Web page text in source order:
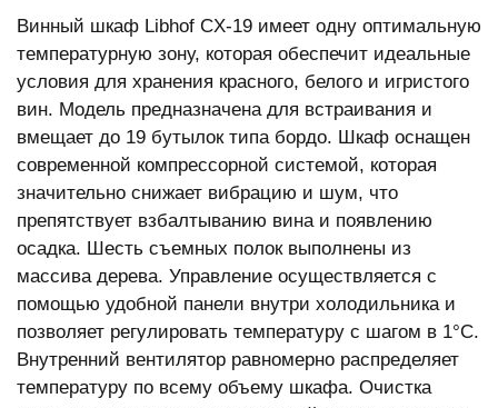
Винный шкаф Libhof CX-19 имеет одну оптимальную
температурную зону, которая обеспечит идеальные
условия для хранения красного, белого и игристого
вин. Модель предназначена для встраивания и
вмещает до 19 бутылок типа бордо. Шкаф оснащен
современной компрессорной системой, которая
значительно снижает вибрацию и шум, что
препятствует взбалтыванию вина и появлению
осадка. Шесть съемных полок выполнены из
массива дерева. Управление осуществляется с
помощью удобной панели внутри холодильника и
позволяет регулировать температуру с шагом в 1°C.
Внутренний вентилятор равномерно распределяет
температуру по всему объему шкафа. Очистка